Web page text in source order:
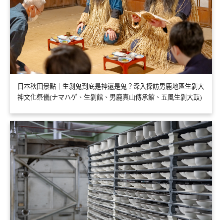
日本秋田景點｜生剝鬼到底是神還是鬼？深入探訪男鹿地區生剝大
神文化祭儀(ナマハゲ、生剝館、男鹿真山傳承館、五風生剝大鼓)